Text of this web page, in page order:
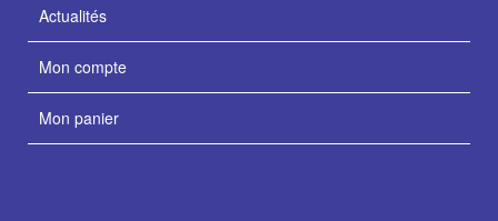
Actualités
Mon compte
Mon panier